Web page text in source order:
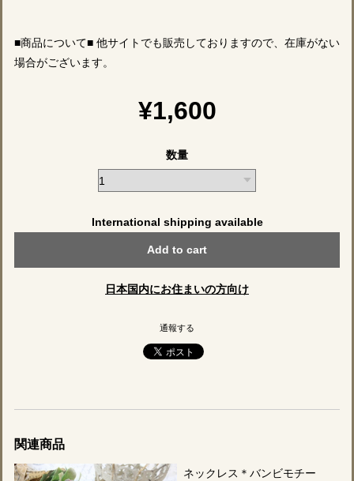
■商品について■ 他サイトでも販売しておりますので、在庫がない
場合がございます。
¥1,600
数量
International shipping available
Add to cart
日本国内にお住まいの方向け
通報する
関連商品
ネックレス＊バンビモチー